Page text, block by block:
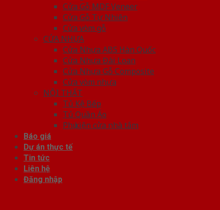
Cửa Gỗ MDF Veneer
Cửa Gỗ Tự Nhiên
Cửa vòm gỗ
CỬA NHỰA
Cửa Nhựa ABS Hàn Quốc
Cửa Nhựa Đài Loan
Cửa Nhựa Gỗ Composite
Cửa vòm nhựa
NỘI THẤT
Tủ Kệ Bếp
Tủ Quần Áo
Phụ kiện cửa nhà tắm
Báo giá
Dự án thực tế
Tin tức
Liên hệ
Đăng nhập